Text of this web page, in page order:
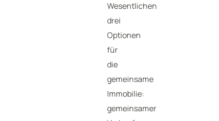
Wesentlichen
drei
Optionen
für
die
gemeinsame
Immobilie:
gemeinsamer